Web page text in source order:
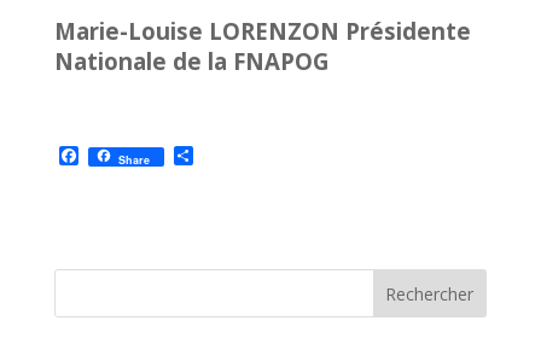
Marie-Louise LORENZON Présidente
Nationale de la FNAPOG
F
a
o
Share P
e